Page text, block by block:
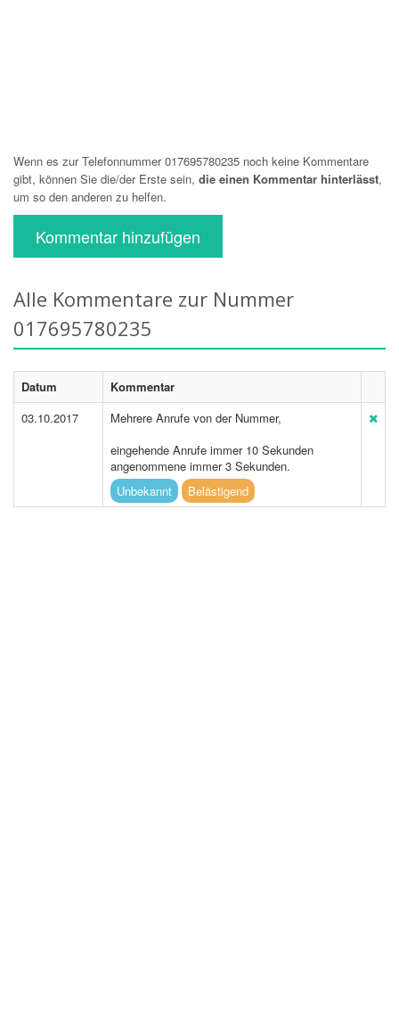
Wenn es zur Telefonnummer 017695780235 noch keine Kommentare
gibt, können Sie die/der Erste sein, die einen Kommentar hinterlässt,
um so den anderen zu helfen.
Kommentar hinzufügen
Alle Kommentare zur Nummer
017695780235
Datum
Kommentar
03.10.2017
Mehrere Anrufe von der Nummer,
eingehende Anrufe immer 10 Sekunden
angenommene immer 3 Sekunden.
Unbekannt
Belästigend